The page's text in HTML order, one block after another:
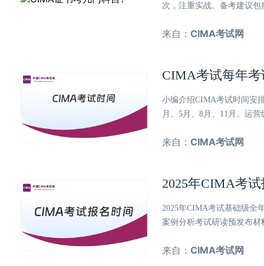
次，注重实战。备考建议
来自： CIMA考试网
CIMA考试每年
小编介绍CIMA考试时间安
月、5月、8月、11月。运
来自： CIMA考试网
2025年CIMA考
2025年CIMA考试基础级全
案例分析考试研读预发布
来自： CIMA考试网